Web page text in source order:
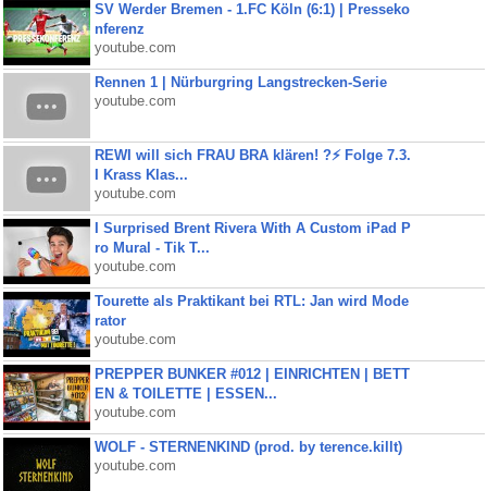
SV Werder Bremen - 1.FC Köln (6:1) | Presseko
nferenz
youtube.com
Rennen 1 | Nürburgring Langstrecken-Serie
youtube.com
REWI will sich FRAU BRA klären! ?⚡️ Folge 7.3.
I Krass Klas...
youtube.com
I Surprised Brent Rivera With A Custom iPad P
ro Mural - Tik T...
youtube.com
Tourette als Praktikant bei RTL: Jan wird Mode
rator
youtube.com
PREPPER BUNKER #012 | EINRICHTEN | BETT
EN & TOILETTE | ESSEN...
youtube.com
WOLF - STERNENKIND (prod. by terence.killt)
youtube.com